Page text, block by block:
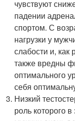
чувствуют
падении
спортом. С
нагрузки у
слабости и, как
также вредны
оптимального
себя
Низкий
роль которого